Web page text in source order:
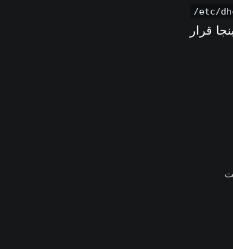
/etc/
قرار